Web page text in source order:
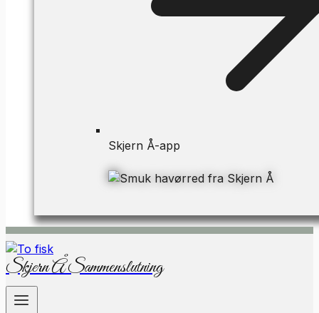
Skjern Å-app
Skjern Å Sammenslutning